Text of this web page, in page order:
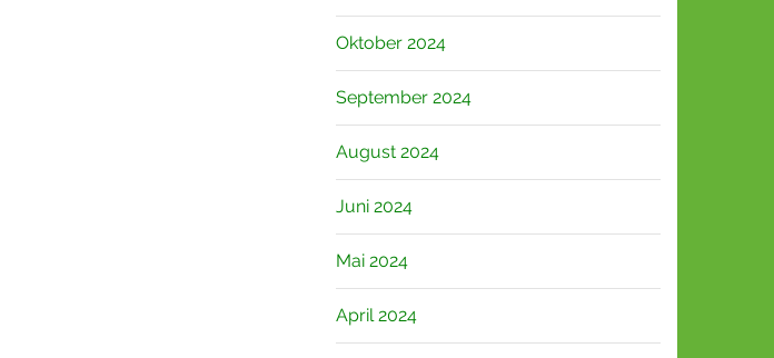
Oktober 2024
September 2024
August 2024
Juni 2024
Mai 2024
April 2024